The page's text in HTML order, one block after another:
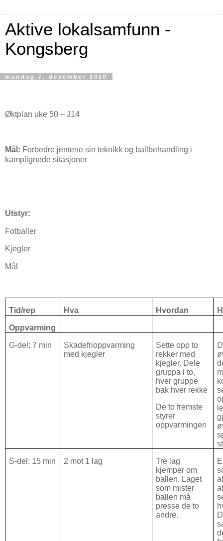
Aktive lokalsamfunn -
Kongsberg
mandag 7. desember 2020
Øktplan uke 50 – J14
Mål: Forbedre jentene sin teknikk og ballbehandling i
kamplignede sitasjoner
Utstyr:
Fotballer
Kjegler
Mål
Tid/rep Hva Hvordan
Oppvarming
G-del: 7 min
Skadefrioppvarming
med kjegler
Sette opp to
rekker med
kjegler. Dele
gruppa i to,
hver gruppe
bak hver rekke
De to fremste
styrer
oppvarmingen
S-del: 15 min 2 mot 1 lag
Tre lag
kjemper om
ballen. Laget
som mister
ballen må
presse de to
andre.